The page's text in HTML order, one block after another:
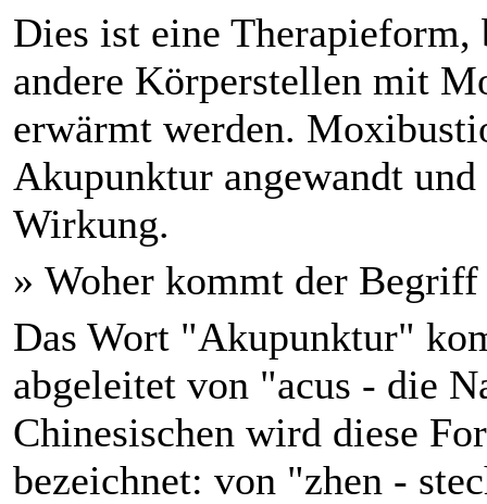
Dies ist eine
andere Körperstellen mit
erwärmt werden.
Akupunktur angewandt
Wirkung.
» Woher kommt der
Das Wort "Akupunktur"
abgeleitet von "acus - die
Chinesischen wird diese
bezeichnet: von "zhen -